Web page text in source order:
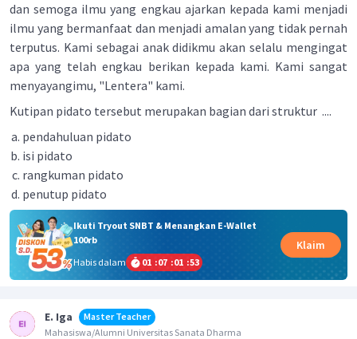
dan semoga ilmu yang engkau ajarkan kepada kami menjadi
ilmu yang bermanfaat dan menjadi amalan yang tidak pernah
terputus. Kami sebagai anak didikmu akan selalu mengingat
apa yang telah engkau berikan kepada kami. Kami sangat
menyayangimu, "Lentera" kami.
Kutipan pidato tersebut merupakan bagian dari struktur ....
pendahuluan pidato
isi pidato
rangkuman pidato
penutup pidato
Ikuti Tryout SNBT & Menangkan E-Wallet
100rb
Habis dalam
01 :07 :01 :53
Klaim
E. Iga
Master Teacher
Mahasiswa/Alumni Universitas Sanata Dharma